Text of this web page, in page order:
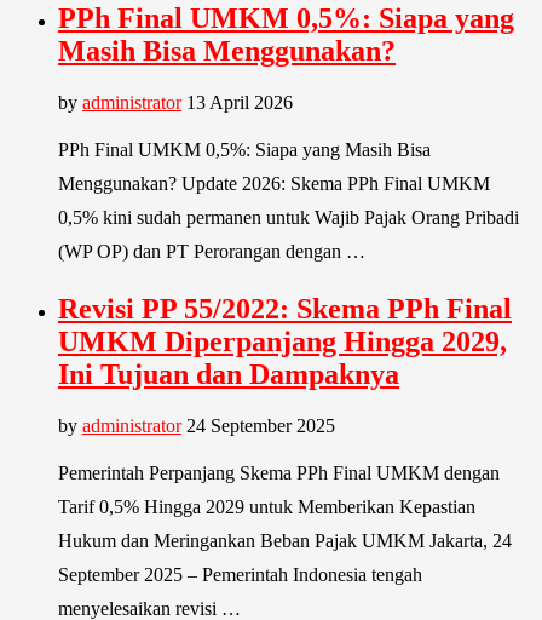
PPh Final UMKM 0,5%: Siapa yang
Masih Bisa Menggunakan?
by administrator 13 April 2026
PPh Final UMKM 0,5%: Siapa yang Masih Bisa
Menggunakan? Update 2026: Skema PPh Final UMKM
0,5% kini sudah permanen untuk Wajib Pajak Orang Pribadi
(WP OP) dan PT Perorangan dengan …
Revisi PP 55/2022: Skema PPh Final
UMKM Diperpanjang Hingga 2029,
Ini Tujuan dan Dampaknya
by administrator 24 September 2025
Pemerintah Perpanjang Skema PPh Final UMKM dengan
Tarif 0,5% Hingga 2029 untuk Memberikan Kepastian
Hukum dan Meringankan Beban Pajak UMKM Jakarta, 24
September 2025 – Pemerintah Indonesia tengah
menyelesaikan revisi …